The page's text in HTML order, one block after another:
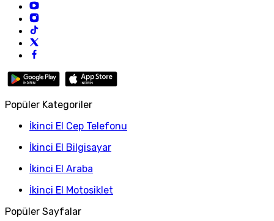
Popüler Kategoriler
İkinci El Cep Telefonu
İkinci El Bilgisayar
İkinci El Araba
İkinci El Motosiklet
Popüler Sayfalar